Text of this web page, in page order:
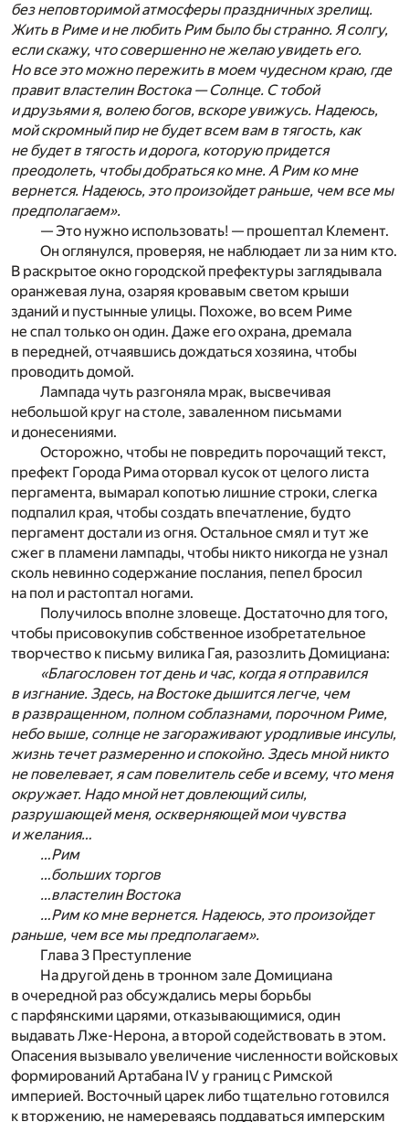
без неповторимой атмосферы праздничных зрелищ.
Жить в Риме и не любить Рим было бы странно. Я солгу,
если скажу, что совершенно не желаю увидеть его.
Но все это можно пережить в моем чудесном краю, где
правит властелин Востока — Солнце. С тобой
и друзьями я, волею богов, вскоре увижусь. Надеюсь,
мой скромный пир не будет всем вам в тягость, как
не будет в тягость и дорога, которую придется
преодолеть, чтобы добраться ко мне. А Рим ко мне
вернется. Надеюсь, это произойдет раньше, чем все мы
предполагаем».
— Это нужно использовать! — прошептал Клемент.
Он оглянулся, проверяя, не наблюдает ли за ним кто.
В раскрытое окно городской префектуры заглядывала
оранжевая луна, озаряя кровавым светом крыши
зданий и пустынные улицы. Похоже, во всем Риме
не спал только он один. Даже его охрана, дремала
в передней, отчаявшись дождаться хозяина, чтобы
проводить домой.
Лампада чуть разгоняла мрак, высвечивая
небольшой круг на столе, заваленном письмами
и донесениями.
Осторожно, чтобы не повредить порочащий текст,
префект Города Рима оторвал кусок от целого листа
пергамента, вымарал копотью лишние строки, слегка
подпалил края, чтобы создать впечатление, будто
пергамент достали из огня. Остальное смял и тут же
сжег в пламени лампады, чтобы никто никогда не узнал
сколь невинно содержание послания, пепел бросил
на пол и растоптал ногами.
Получилось вполне зловеще. Достаточно для того,
чтобы присовокупив собственное изобретательное
творчество к письму вилика Гая, разозлить Домициана:
«Благословен тот день и час, когда я отправился
в изгнание. Здесь, на Востоке дышится легче, чем
в развращенном, полном соблазнами, порочном Риме,
небо выше, солнце не загораживают уродливые инсулы,
жизнь течет размеренно и спокойно. Здесь мной никто
не повелевает, я сам повелитель себе и всему, что меня
окружает. Надо мной нет довлеющий силы,
разрушающей меня, оскверняющей мои чувства
и желания…
…Рим
…больших торгов
…властелин Востока
…Рим ко мне вернется. Надеюсь, это произойдет
раньше, чем все мы предполагаем».
Глава 3 Преступление
На другой день в тронном зале Домициана
в очередной раз обсуждались меры борьбы
с парфянскими царями, отказывающимися, один
выдавать Лже-Нерона, а второй содействовать в этом.
Опасения вызывало увеличение численности войсковых
формирований Артабана IV у границ с Римской
империей. Восточный царек либо тщательно готовился
к вторжению, не намереваясь поддаваться имперским